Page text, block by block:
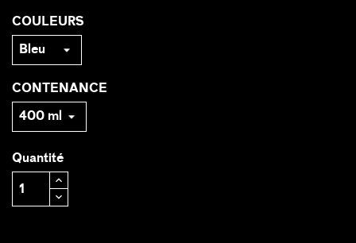
COULEURS
CONTENANCE
Quantité